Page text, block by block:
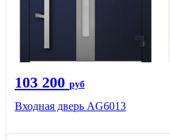
103 200 руб
Входная дверь AG6013